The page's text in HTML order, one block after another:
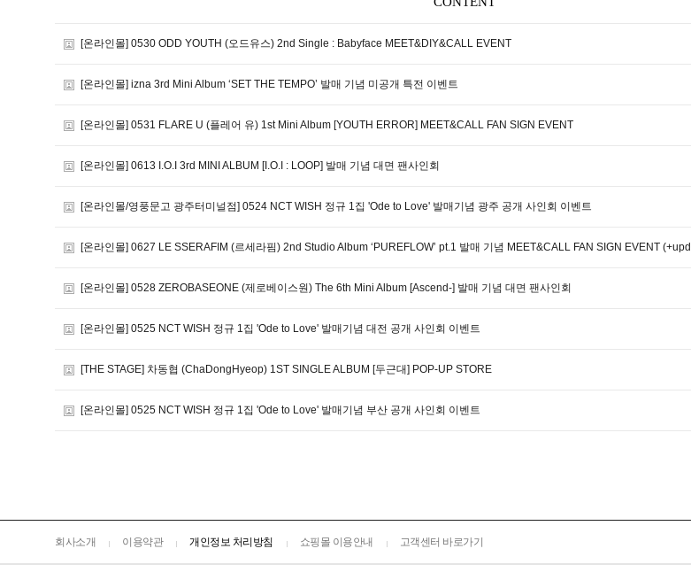
[온라인몰] 0530 ODD YOUTH (오드유스) 2nd Single : Babyface MEET&DIY&CALL EVENT
[온라인몰] izna 3rd Mini Album ‘SET THE TEMPO’ 발매 기념 미공개 특전 이벤트
[온라인몰] 0531 FLARE U (플레어 유) 1st Mini Album [YOUTH ERROR] MEET&CALL FAN SIGN EVENT
[온라인몰] 0613 I.O.I 3rd MINI ALBUM [I.O.I : LOOP] 발매 기념 대면 팬사인회
[온라인몰/영풍문고 광주터미널점] 0524 NCT WISH 정규 1집 'Ode to Love' 발매기념 광주 공개 사인회 이벤트
[온라인몰] 0627 LE SSERAFIM (르세라핌) 2nd Studio Album ‘PUREFLOW’ pt.1 발매 기념 MEET&CALL FAN SIGN EVENT
[온라인몰] 0528 ZEROBASEONE (제로베이스원) The 6th Mini Album [Ascend-] 발매 기념 대면 팬사인회
[온라인몰] 0525 NCT WISH 정규 1집 'Ode to Love' 발매기념 대전 공개 사인회 이벤트
[THE STAGE] 차동협 (ChaDongHyeop) 1ST SINGLE ALBUM [두근대] POP-UP STORE
[온라인몰] 0525 NCT WISH 정규 1집 'Ode to Love' 발매기념 부산 공개 사인회 이벤트
회사소개 이용약관 개인정보 처리방침 쇼핑몰 이용안내 고객센터 바로가기